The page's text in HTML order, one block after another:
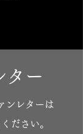
ター
ンレターは
ださい。